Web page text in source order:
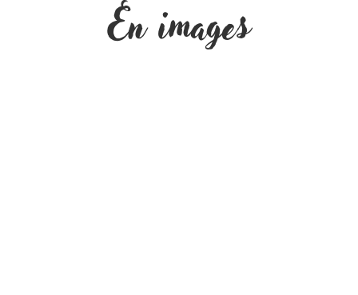
En images